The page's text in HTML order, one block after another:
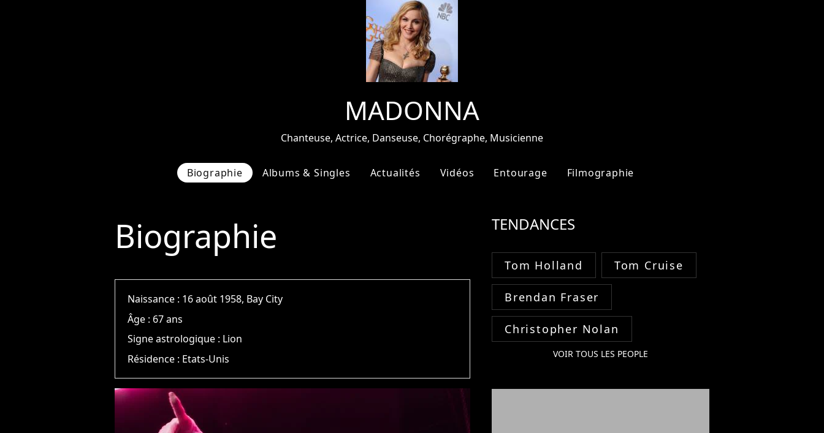
MADONNA
Chanteuse, Actrice, Danseuse, Chorégraphe, Musicienne
Biographie Albums & Singles Actualités Vidéos Entourage Filmographie
Biographie
Naissance : 16 août 1958, Bay City
Âge : 67 ans
Signe astrologique : Lion
Résidence : Etats-Unis
TENDANCES
Tom Holland Tom Cruise
Brendan Fraser
Christopher Nolan
VOIR TOUS LES PEOPLE